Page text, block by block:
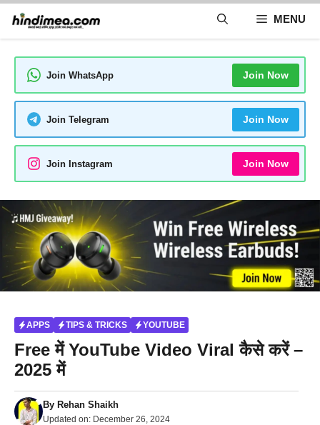
Skip
content
MENU
Join WhatsApp Join Now
Join Telegram Join Now
Join Instagram Join Now
APPS TIPS & TRICKS YOUTUBE
Free में YouTube Video Viral कैसे करें –
2025 में
By Rehan Shaikh
Updated on: December 26, 2024